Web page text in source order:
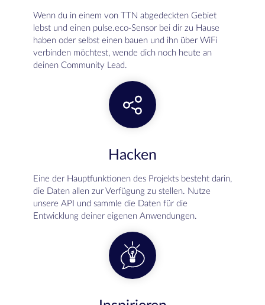
Wenn du in einem von TTN abgedeckten Gebiet
lebst und einen pulse.eco-Sensor bei dir zu Hause
haben oder selbst einen bauen und ihn über WiFi
verbinden möchtest, wende dich noch heute an
deinen Community Lead.
Hacken
Eine der Hauptfunktionen des Projekts besteht darin,
die Daten allen zur Verfügung zu stellen. Nutze
unsere API und sammle die Daten für die
Entwicklung deiner eigenen Anwendungen.